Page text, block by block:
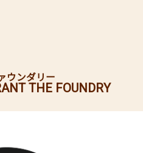
THE FOUNDRY
ウンダリー